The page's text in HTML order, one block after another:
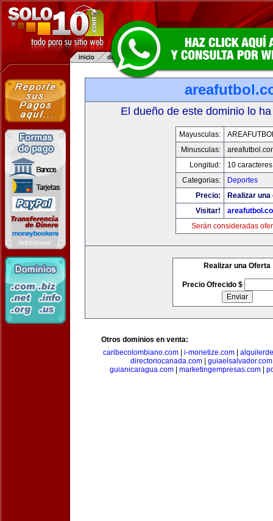
El dueño de este dominio lo
Mayusculas:
Minusculas:
Longitud:
10 caracteres
Categorias:
Deportes
Precio:
Realizar
Visitar!
Serán consideradas
Realizar una Oferta
Precio Ofrecido $
Otros dominios en venta:
caribecolombiano.com
i-monetize.com
directoriocanada.com
guiaelsalvador.com
guianicaragua.com
marketingempresas.com